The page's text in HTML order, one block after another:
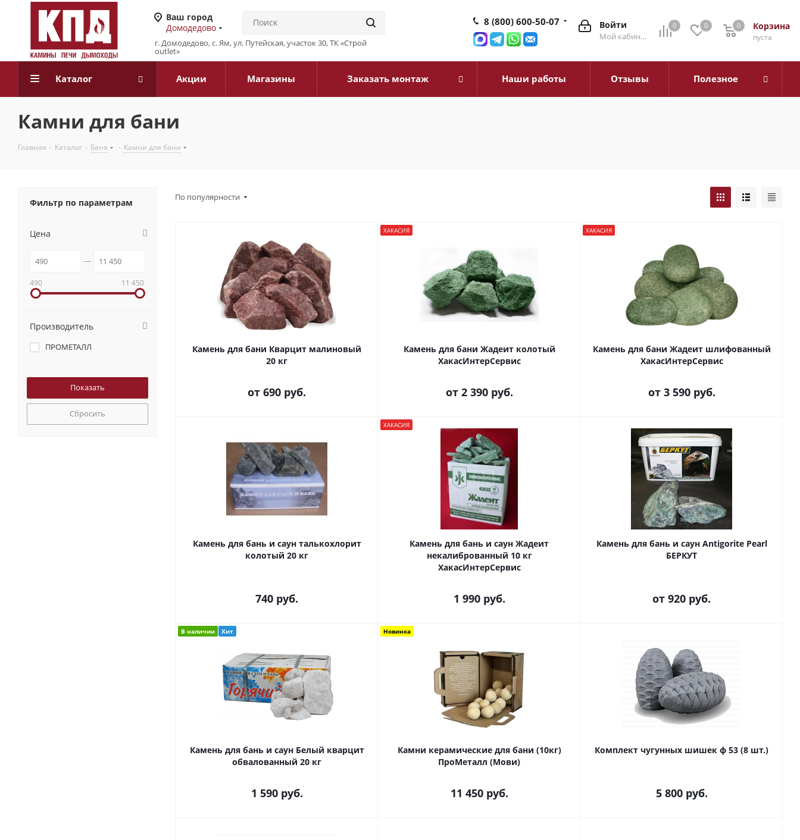
Ваш город
Домодедово
г. Домодедово, с. Ям, ул. Путейская, участок 30, ТК «Строй
outlet»
0 0 Корзина
0
пуста
0
Войти
Мой кабинет
8 (800) 600-50-07
Каталог Акции Магазины Заказать монтаж Наши работы Отзывы Полезное
Камни для бани
Главная - Каталог - Баня - Камни для бани
По популярности
Камень для бани Кварцит малиновый
20 кг
от 690 руб.
ХАКАСИЯ
Камень для бани Жадеит колотый
ХакасИнтерСервис
от 2 390 руб.
ХАКАСИЯ
Камень для бани Жадеит шлифованный
ХакасИнтерСервис
от 3 590 руб.
Камень для бань и саун талькохлорит
колотый 20 кг
740 руб.
ХАКАСИЯ
Камень для бань и саун Жадеит
некалиброванный 10 кг
ХакасИнтерСервис
1 990руб.
Камень для бань и саун Antigorite Pearl
БЕРКУТ
от 920 руб.
В наличии Хит
Камень для бань и саун Белый кварцит
обвалованный 20 кг
1 590руб.
Новинка
Камни керамические для бани (10кг)
ПроМеталл (Мови)
11 450руб.
Комплект чугунных шишек ф 53 (8 шт.)
5 800руб.
Фильтр по параметрам
Цена
490 11 450
Производитель
ПРОМЕТАЛЛ
Сбросить